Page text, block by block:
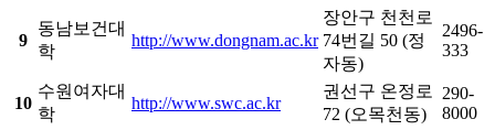
9
동남보건대
학
http://www.dongnam.ac.kr
장안구 천천로
74번길 50 (정
자동)
2496-
333
10
수원여자대
학
http://www.swc.ac.kr
권선구 온정로
72 (오목천동)
290-
8000